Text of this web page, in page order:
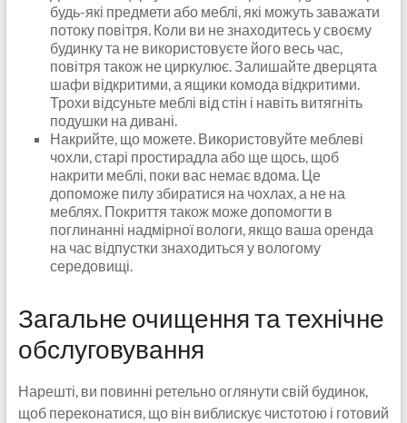
будь-які предмети або меблі, які можуть заважати
потоку повітря. Коли ви не знаходитесь у своєму
будинку та не використовуєте його весь час,
повітря також не циркулює. Залишайте дверцята
шафи відкритими, а ящики комода відкритими.
Трохи відсуньте меблі від стін і навіть витягніть
подушки на дивані.
Накрийте, що можете. Використовуйте меблеві
чохли, старі простирадла або ще щось, щоб
накрити меблі, поки вас немає вдома. Це
допоможе пилу збиратися на чохлах, а не на
меблях. Покриття також може допомогти в
поглинанні надмірної вологи, якщо ваша оренда
на час відпустки знаходиться у вологому
середовищі.
Загальне очищення та технічне
обслуговування
Нарешті, ви повинні ретельно оглянути свій будинок,
щоб переконатися, що він виблискує чистотою і готовий